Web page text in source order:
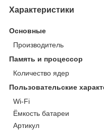
Характеристики
Основные
Производитель
Память и процессор
Количество ядер
Пользовательские
Wi-Fi
Ёмкость батареи
Артикул